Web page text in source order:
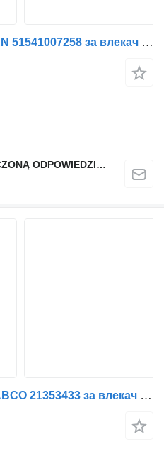
Компресор за въздух MAN 51541007258 за влекач MAN TGX TGS
QINDITO SPÓŁKA Z OGRANICZONĄ ODPOWIEDZIALNOŚCIĄ
Компресор за въздух WABCO 21353433 за влекач Volvo FH-FM